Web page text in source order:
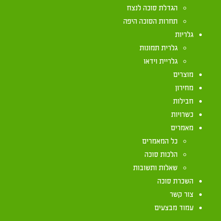
הגדלת סוכה לנצח
תחרות הסוכה היפה
גלריות
גלרית תמונות
גלריית וידאו
מוצרים
מחירון
חבילות
כשרויות
מאמרים
כל המאמרים
הלכות סוכה
שאלות ותשובות
השכרת סוכה
צור קשר
עמוד מבצעים